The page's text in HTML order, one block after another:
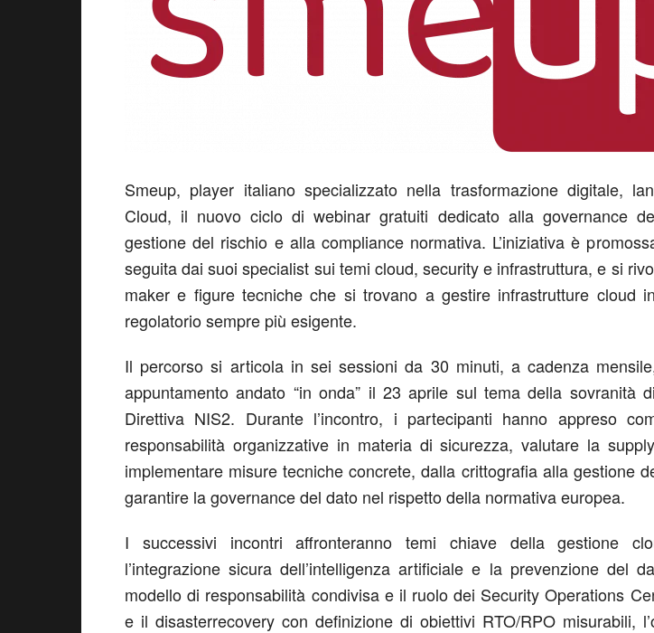
Smeup, player italiano specializzato nella trasformazione digitale,
Cloud, il nuovo ciclo di webinar gratuiti dedicato alla governance
gestione del rischio e alla compliance normativa. L’iniziativa è
seguita dai suoispecialist sui temi cloud, security e infrastruttura, e si
maker e figure tecniche che si trovano a gestire infrastrutture cloud
regolatorio sempre più esigente.
Il percorso si articola in sei sessioni da 30 minuti, a cadenza
appuntamento andato “in onda” il 23 aprile sul tema della sovranità
Direttiva NIS2. Durante l’incontro, i partecipanti hanno appreso
responsabilità organizzative in materia di sicurezza, valutare la
implementare misure tecniche concrete, dalla crittografia alla gestione
garantire la governance del dato nel rispetto della normativa europea.
I successivi incontri affronteranno temi chiave della gestione
l’integrazione sicura dell’intelligenza artificiale e la prevenzione del
modello di responsabilità condivisa e il ruolo dei Security Operations
e il disasterrecovery con definizione di obiettivi RTO/RPO misurabili,